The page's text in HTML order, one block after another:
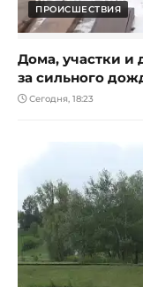
ПРОИСШЕСТВИЯ
Дома, участки и
за сильного
Сегодня, 18:23